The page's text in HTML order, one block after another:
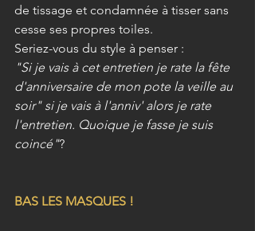
de tissage et condamnée à tisser sans
cesse ses propres toiles.
Seriez-vous du style à penser :
"Si je vais à cet entretien je rate la fête
d'anniversaire de mon pote la veille au
soir" si je vais à l'anniv' alors je rate
l'entretien. Quoique je fasse je suis
coincé"?
BAS LES MASQUES !